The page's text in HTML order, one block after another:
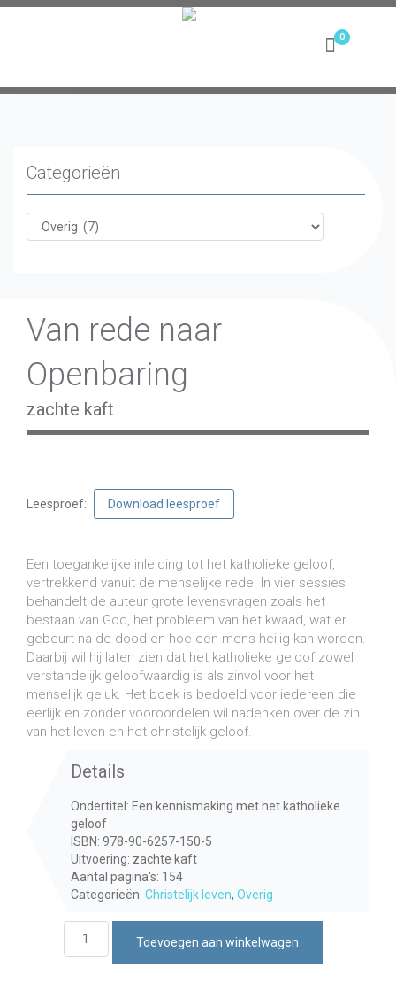
Categorieën
Van rede naar
Openbaring
zachte kaft
Leesproef: Download leesproef
Een toegankelijke inleiding tot het katholieke geloof,
vertrekkend vanuit de menselijke rede. In vier sessies
behandelt de auteur grote levensvragen zoals het
bestaan van God, het probleem van het kwaad, wat er
gebeurt na de dood en hoe een mens heilig kan worden.
Daarbij wil hij laten zien dat het katholieke geloof zowel
verstandelijk geloofwaardig is als zinvol voor het
menselijk geluk. Het boek is bedoeld voor iedereen die
eerlijk en zonder vooroordelen wil nadenken over de zin
van het leven en het christelijk geloof.
Details
Ondertitel: Een kennismaking met het katholieke
geloof
ISBN: 978-90-6257-150-5
Uitvoering: zachte kaft
Aantal pagina's: 154
Categorieën: Christelijk leven, Overig
rede
Toevoegen aan winkelwagen